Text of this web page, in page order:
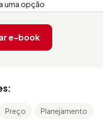
uma opção
e-book
Preço Planejamento